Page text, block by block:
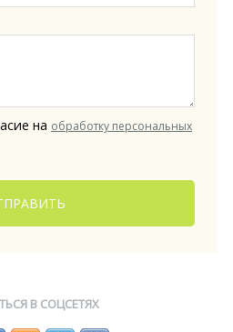
на обработку персональных
В СОЦСЕТЯХ